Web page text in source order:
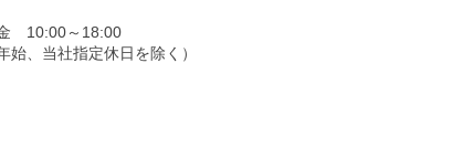
10:00～18:00
始、当社指定休日を除く）